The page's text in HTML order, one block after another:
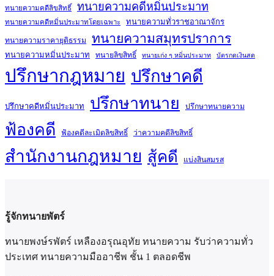
ทนายความคดีลิขสิทธิ์ ทนายความคดีหมิ่นประมาท
ทนายความคดีหมิ่นประมาทโดยเฉพาะ ทนายความทั่วราชอาณาจักร
ทนายความราคายุติธรรม ทนายความสมุทรปราการ
ทนายความหมิ่นประมาท ทนายลิขสิทธิ์ ทนายเก่ง ๆ หมิ่นประมาท บัตรกดเงินสด
ปรึกษากฎหมาย ปรึกษาคดี
ปรึกษาคดีหมิ่นประมาท ปรึกษาทนาย ปรึกษาทนายความ
ฟ้องคดี ฟ้องคดีละเมิดลิขสิทธิ์ ว่าความคดีลิขสิทธิ์
สำนักงานกฎหมาย สู้คดี แบ่งสินสมรส
รู้จักทนายพัตร์
ทนายพงษ์รพัตร์ เหลืองอรุณอุทัย ทนายความ รับว่าความทั่ว
ประเทศ ทนายความมืออาชีพ ชั้น 1 ตลอดชีพ